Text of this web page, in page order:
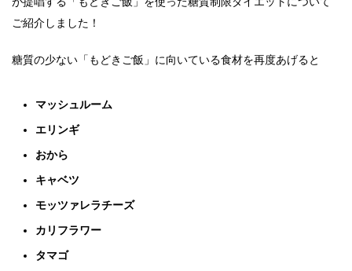
ご紹介しました！
糖質の少ない「もどきご飯」に向いている食材を再度あげると
マッシュルーム
エリンギ
おから
キャベツ
モッツァレラチーズ
カリフラワー
タマゴ